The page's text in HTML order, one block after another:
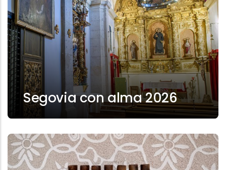
Segovia con alma 2026